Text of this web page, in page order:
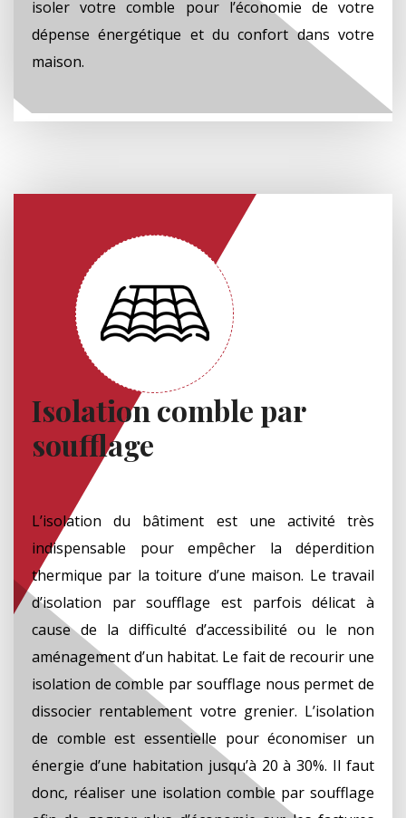
isoler votre comble pour l’économie de votre
dépense énergétique et du confort dans votre
maison.
Isolation comble par
soufflage
L’isolation du bâtiment est une activité très
indispensable pour empêcher la déperdition
thermique par la toiture d’une maison. Le travail
d’isolation par soufflage est parfois délicat à
cause de la difficulté d’accessibilité ou le non
aménagement d’un habitat. Le fait de recourir une
isolation de comble par soufflage nous permet de
dissocier rentablement votre grenier. L’isolation
de comble est essentielle pour économiser un
énergie d’une habitation jusqu’à 20 à 30%. Il faut
donc, réaliser une isolation comble par soufflage